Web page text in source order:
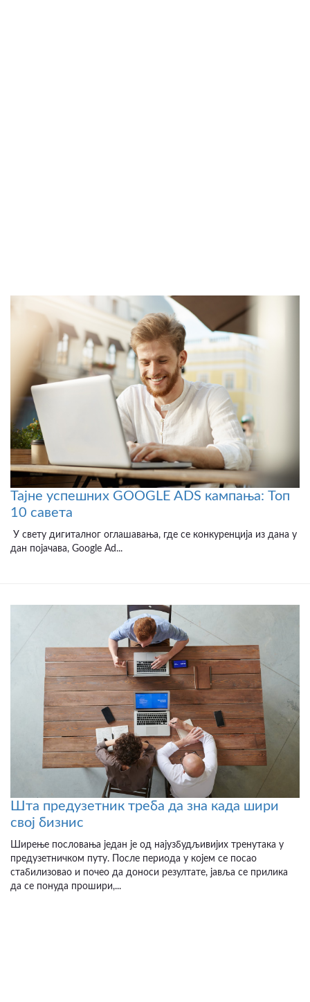
Тајне успешних GOOGLE ADS кампања: Топ
10 савета
У свету дигиталног оглашавања, где се конкуренција из дана у
дан појачава, Google Ad...
Шта предузетник треба да зна када шири
свој бизнис
Ширење пословања један је од најузбудљивијих тренутака у
предузетничком путу. После периода у којем се посао
стабилизовао и почео да доноси резултате, јавља се прилика
да се понуда прошири,...